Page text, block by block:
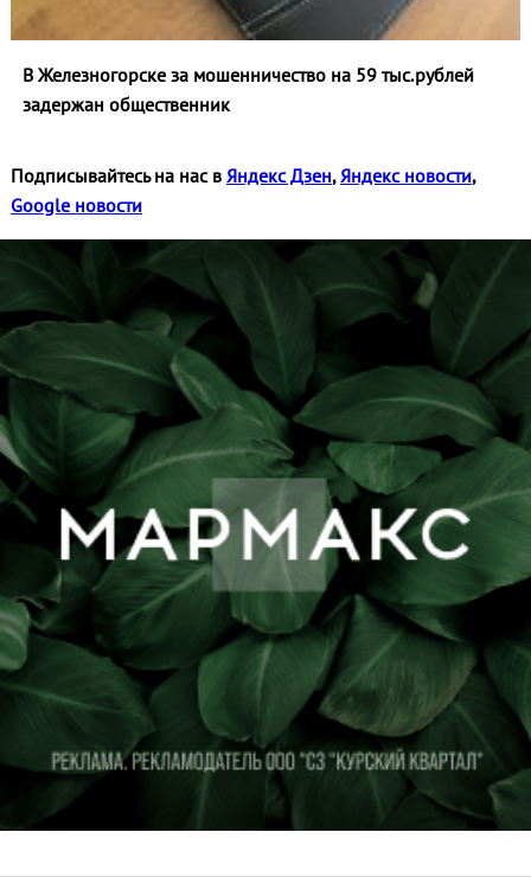
В Железногорске за мошенничество на 59 тыс.рублей
задержан общественник
Подписывайтесь на нас в Яндекс Дзен, Яндекс новости,
Google новости